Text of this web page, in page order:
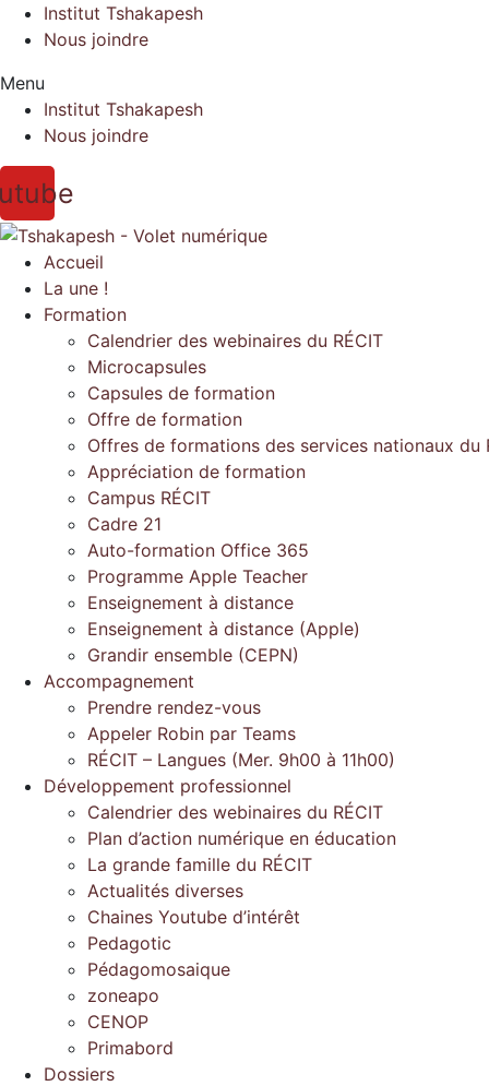
Institut Tshakapesh
Nous joindre
Menu
Institut Tshakapesh
Nous joindre
Accueil
La une !
Formation
Calendrier des webinaires du RÉCIT
Microcapsules
Capsules de formation
Offre de formation
Offres de formations des services nationaux du
Appréciation de formation
Campus RÉCIT
Cadre 21
Auto-formation Office 365
Programme Apple Teacher
Enseignement à distance
Enseignement à distance (Apple)
Grandir ensemble (CEPN)
Accompagnement
Prendre rendez-vous
Appeler Robin par Teams
RÉCIT – Langues (Mer. 9h00 à 11h00)
Développement professionnel
Calendrier des webinaires du RÉCIT
Plan d’action numérique en éducation
La grande famille du RÉCIT
Actualités diverses
Chaines Youtube d’intérêt
Pedagotic
Pédagomosaique
zoneapo
CENOP
Primabord
Dossiers